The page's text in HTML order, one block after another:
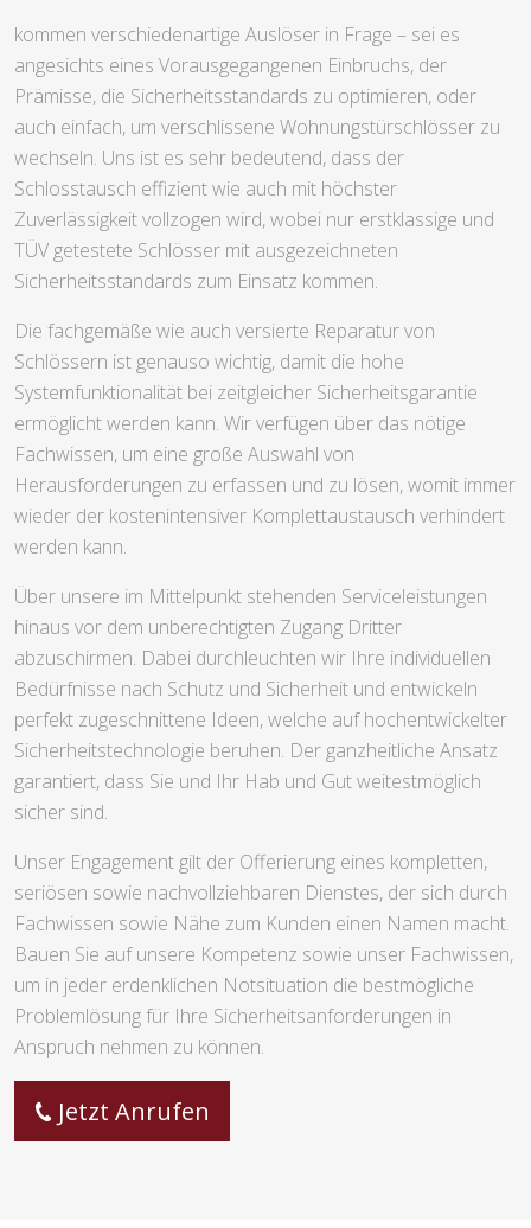
kommen verschiedenartige Auslöser in Frage – sei es
angesichts eines Vorausgegangenen Einbruchs, der
Prämisse, die Sicherheitsstandards zu optimieren, oder
auch einfach, um verschlissene Wohnungstürschlösser zu
wechseln. Uns ist es sehr bedeutend, dass der
Schlosstausch effizient wie auch mit höchster
Zuverlässigkeit vollzogen wird, wobei nur erstklassige und
TÜV getestete Schlösser mit ausgezeichneten
Sicherheitsstandards zum Einsatz kommen.
Die fachgemäße wie auch versierte Reparatur von
Schlössern ist genauso wichtig, damit die hohe
Systemfunktionalität bei zeitgleicher Sicherheitsgarantie
ermöglicht werden kann. Wir verfügen über das nötige
Fachwissen, um eine große Auswahl von
Herausforderungen zu erfassen und zu lösen, womit immer
wieder der kostenintensiver Komplettaustausch verhindert
werden kann.
Über unsere im Mittelpunkt stehenden Serviceleistungen
hinaus vor dem unberechtigten Zugang Dritter
abzuschirmen. Dabei durchleuchten wir Ihre individuellen
Bedürfnisse nach Schutz und Sicherheit und entwickeln
perfekt zugeschnittene Ideen, welche auf hochentwickelter
Sicherheitstechnologie beruhen. Der ganzheitliche Ansatz
garantiert, dass Sie und Ihr Hab und Gut weitestmöglich
sicher sind.
Unser Engagement gilt der Offerierung eines kompletten,
seriösen sowie nachvollziehbaren Dienstes, der sich durch
Fachwissen sowie Nähe zum Kunden einen Namen macht.
Bauen Sie auf unsere Kompetenz sowie unser Fachwissen,
um in jeder erdenklichen Notsituation die bestmögliche
Problemlösung für Ihre Sicherheitsanforderungen in
Anspruch nehmen zu können.
Jetzt Anrufen